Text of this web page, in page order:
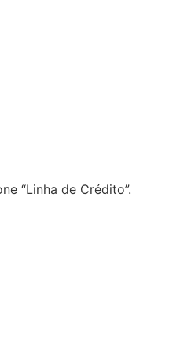
“Linha de Crédito”.